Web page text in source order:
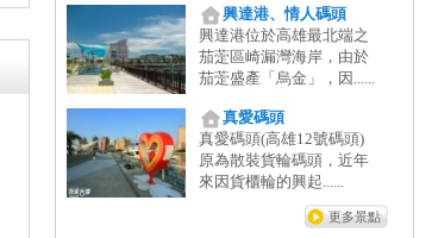
興達港、情人碼頭
興達港位於高雄最北端之
茄萣區崎漏灣海岸，由於
茄萣盛產「烏金」，因......
真愛碼頭
真愛碼頭(高雄12號碼頭)
原為散裝貨輪碼頭，近年
來因貨櫃輪的興起......
更多景點